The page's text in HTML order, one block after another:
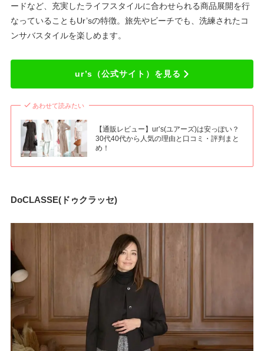
ードなど、充実したライフスタイルに合わせられる商品展開を行
なっていることもUr’sの特徴。旅先やビーチでも、洗練されたコ
ンサバスタイルを楽しめます。
ur’s（公式サイト）を見る
あわせて読みたい
【通販レビュー】ur’s(ユアーズ)は安っぽい？
30代40代から人気の理由と口コミ・評判まと
め！
DoCLASSE(ドゥクラッセ)